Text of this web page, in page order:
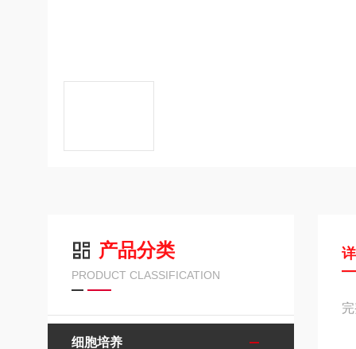
产品分类
PRODUCT CLASSIFICATION
细胞培养